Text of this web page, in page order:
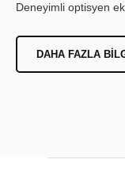
Deneyimli optisyen
DAHA FAZLA